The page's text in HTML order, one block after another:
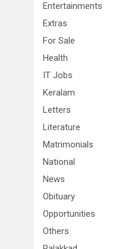
Entertainments
Extras
For Sale
Health
IT Jobs
Keralam
Letters
Literature
Matrimonials
National
News
Obituary
Opportunities
Others